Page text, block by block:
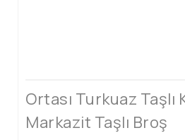
Ortası Turkuaz Taşlı
Markazit Taşlı Broş